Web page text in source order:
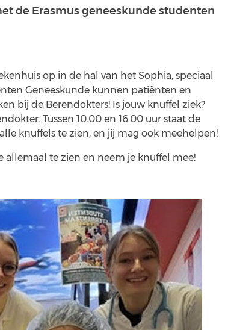
de Erasmus geneeskunde studenten
op in de hal van het Sophia, speciaal
Geneeskunde kunnen patiënten en
bij de Berendokters! Is jouw knuffel ziek?
Tussen 10.00 en 16.00 uur staat de
knuffels te zien, en jij mag ook meehelpen!
te zien en neem je knuffel mee!